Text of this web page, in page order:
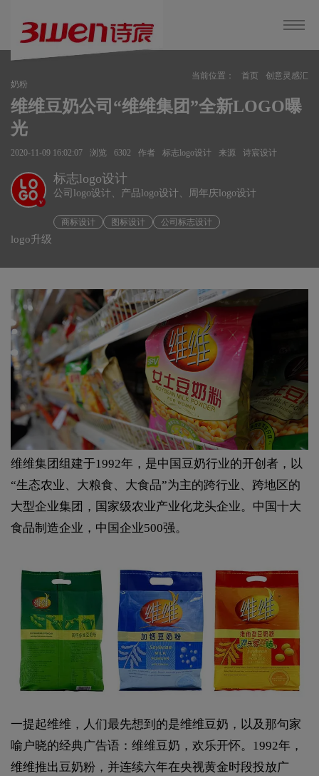
当前位置： 首页
创意灵感汇
奶粉
维维豆奶公司“维维集团”全新LOGO曝
光
2020-11-09 16:02:07 浏览 6302 作者 标志logo设计 来源 诗宸设计
v
标志logo设计
公司logo设计、产品logo设计、周年庆logo设计
商标设计 图标设计 公司标志设计
logo升级
维维集团组建于1992年，是中国豆奶行业的开创者，以
“生态农业、大粮食、大食品”为主的跨行业、跨地区的
大型企业集团，国家级农业产业化龙头企业。中国十大
食品制造企业，中国企业500强。
一提起维维，人们最先想到的是维维豆奶，以及那句家
喻户晓的经典广告语：维维豆奶，欢乐开怀。1992年，
维维推出豆奶粉，并连续六年在央视黄金时段投放广